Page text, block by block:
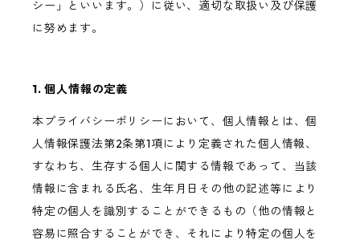
シー」といいます。）に従い、適切な取扱い及び保護
に努めます。
1. 個人情報の定義
本プライバシーポリシーにおいて、個人情報とは、個
人情報保護法第2条第1項により定義された個人情報、
すなわち、生存する個人に関する情報であって、当該
情報に含まれる氏名、生年月日その他の記述等により
特定の個人を識別することができるもの（他の情報と
容易に照合することができ、それにより特定の個人を